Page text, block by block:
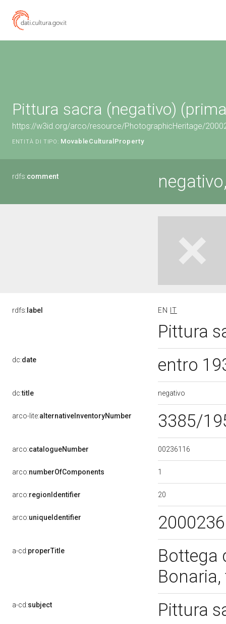
Pittura sacra (negativo)
https://w3id.org/arco/resource/PhotographicHeritage/
ENTITÀ DI TIPO: MovableCulturalProperty
rdfs:comment
rdfs: label EN IT
Pittura
dc:date entro
dc:title negativo
arco-lite:alternativeInventoryNumber 3385/
arco:catalogueNumber 00236116
arco:numberOfComponents 1
arco:regionIdentifier 20
arco:uniqueIdentifier
a-cd:properTitle
Bottega
a-cd:subject Pittura